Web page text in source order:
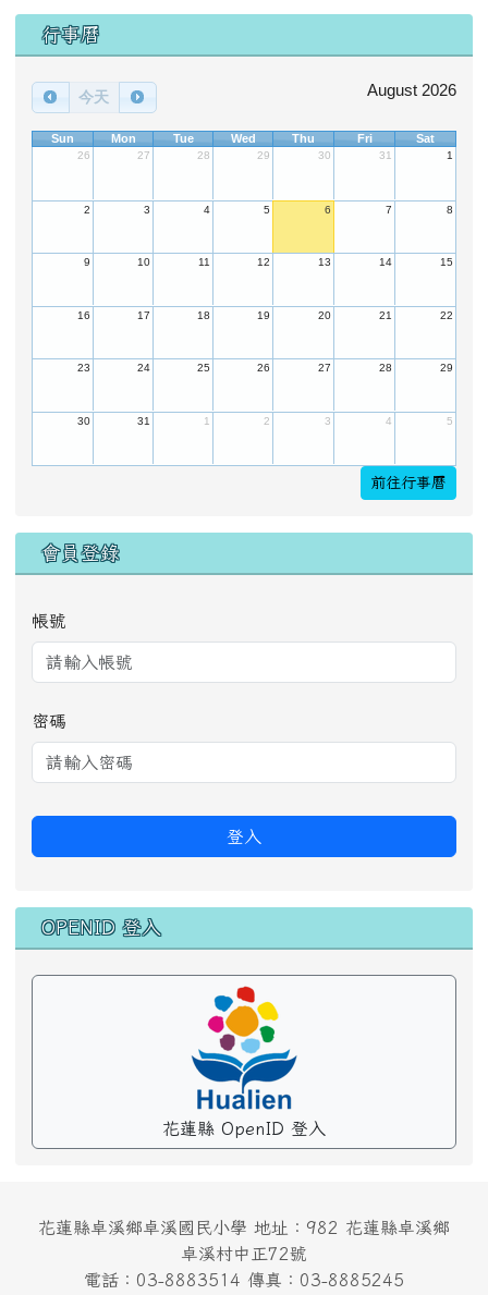
行事曆
今天 August 2026
Sun Mon Tue Wed Thu Fri Sat
26 27 28 29 30 31 1
2 3 4 5 6 7 8
9 10 11 12 13 14 15
16 17 18 19 20 21 22
23 24 25 26 27 28 29
30 31 1 2 3 4 5
前往行事曆
會員登錄
帳號
密碼
登入
OPENID 登入
花蓮縣 OpenID 登入
花蓮縣卓溪鄉卓溪國民小學 地址：982 花蓮縣卓溪鄉
卓溪村中正72號
電話：03-8883514 傳真：03-8885245